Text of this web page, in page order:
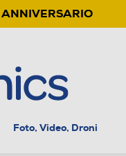
ANNIVERSARIO
Foto, Video, Droni